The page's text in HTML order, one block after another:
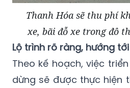
Thanh Hóa sẽ thu phí
xe, bãi đỗ xe trong đô
Lộ trình rõ ràng, hướng
Theo kế hoạch, việc
dừng sẽ được thực hiện